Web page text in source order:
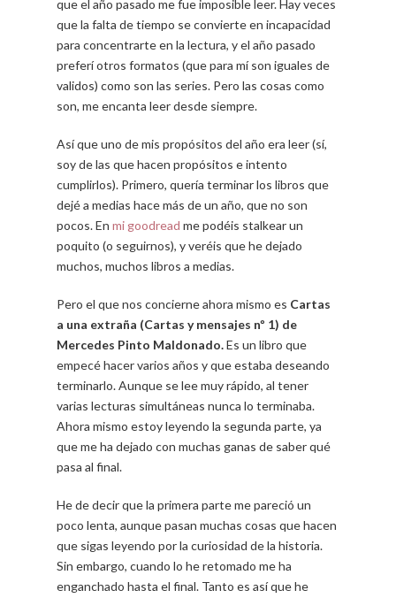
que el año pasado me fue imposible leer. Hay veces
que la falta de tiempo se convierte en incapacidad
para concentrarte en la lectura, y el año pasado
preferí otros formatos (que para mí son iguales de
validos) como son las series. Pero las cosas como
son, me encanta leer desde siempre.
Así que uno de mis propósitos del año era leer (sí,
soy de las que hacen propósitos e intento
cumplirlos). Primero, quería terminar los libros que
dejé a medias hace más de un año, que no son
pocos. En mi goodread me podéis stalkear un
poquito (o seguirnos), y veréis que he dejado
muchos, muchos libros a medias.
Pero el que nos concierne ahora mismo es Cartas
a una extraña (Cartas y mensajes nº 1) de
Mercedes Pinto Maldonado.Es un libro que
empecé hacer varios años y que estaba deseando
terminarlo. Aunque se lee muy rápido, al tener
varias lecturas simultáneas nunca lo terminaba.
Ahora mismo estoy leyendo la segunda parte, ya
que me ha dejado con muchas ganas de saber qué
pasa al final.
He de decir que la primera parte me pareció un
poco lenta, aunque pasan muchas cosas que hacen
que sigas leyendo por la curiosidad de la historia.
Sin embargo, cuando lo he retomado me ha
enganchado hasta el final. Tanto es así que he